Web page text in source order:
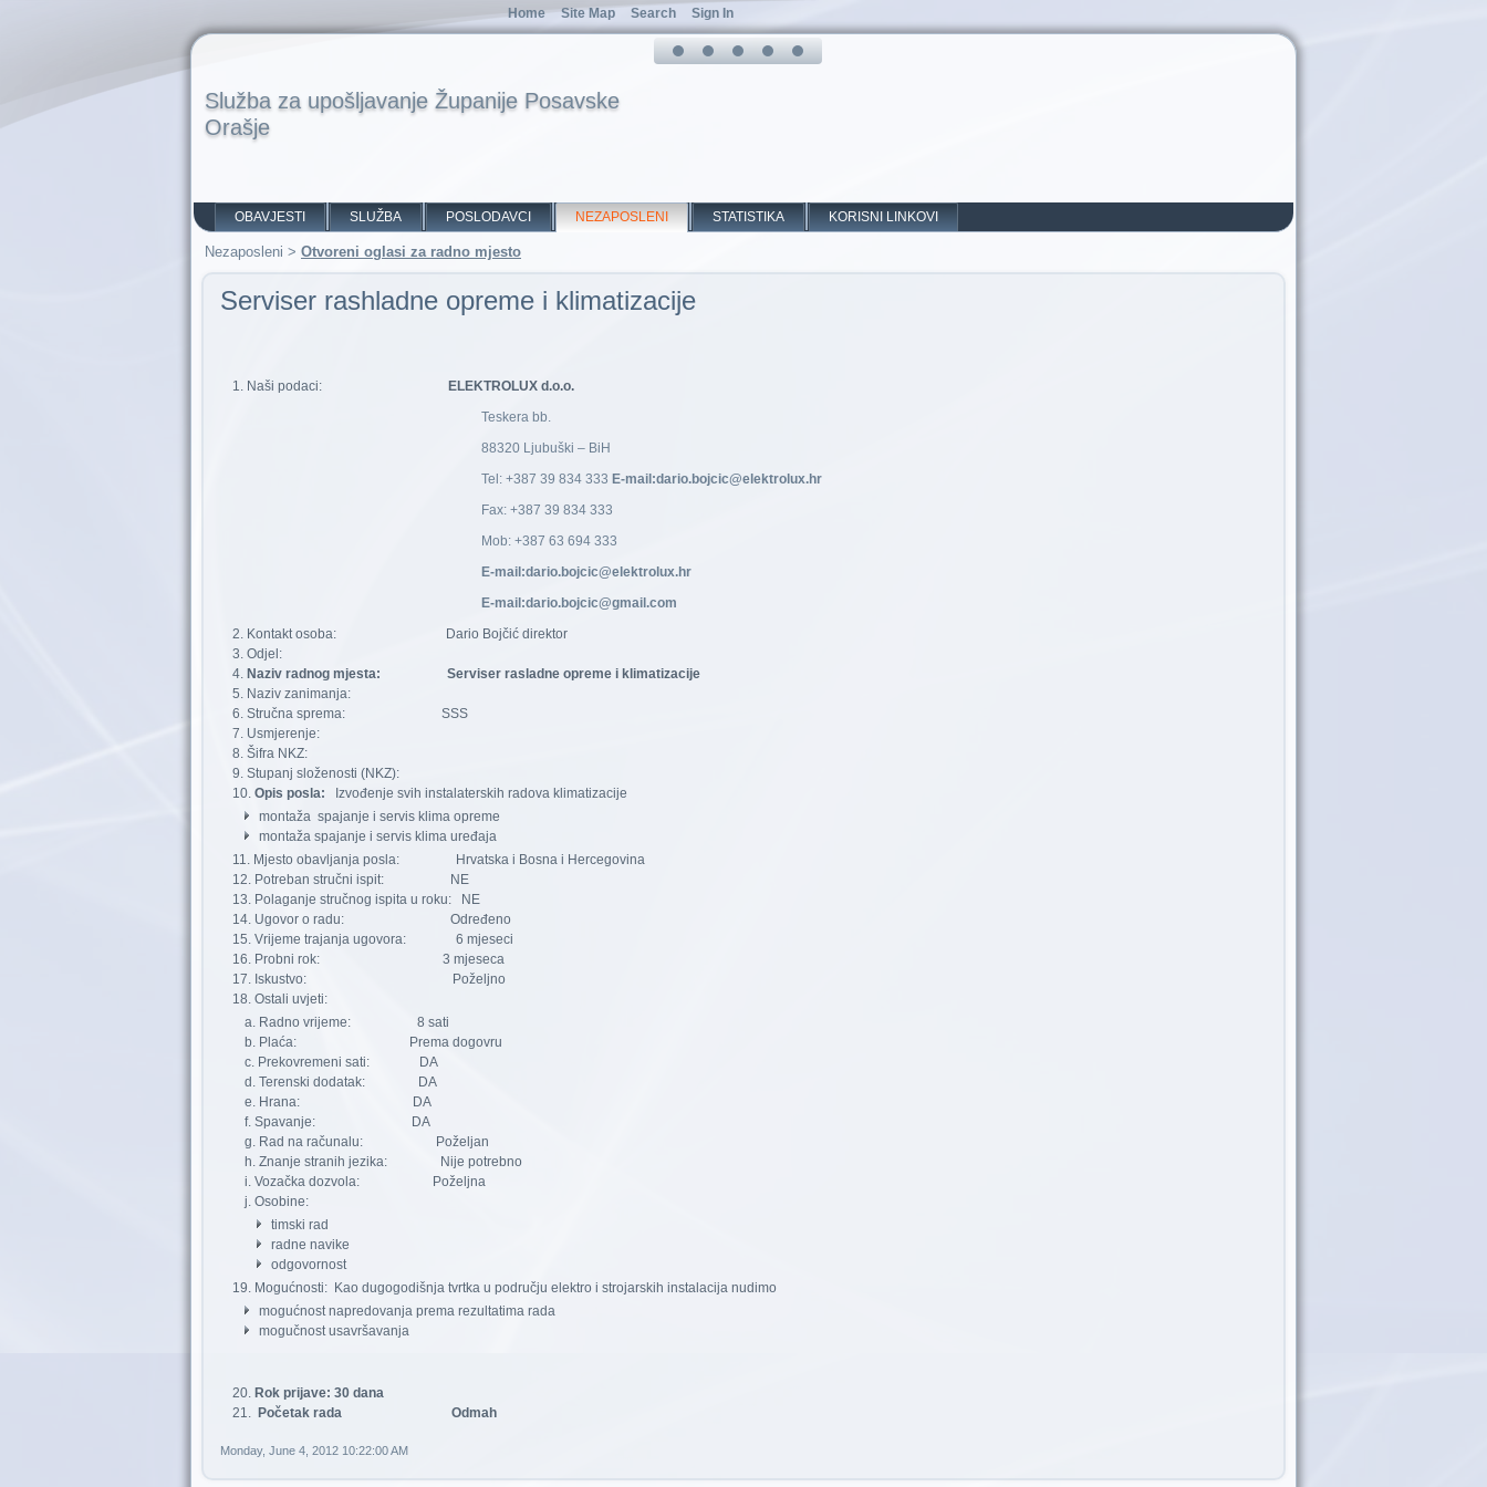
Služba za upošljavanje Županije Posavske
Orašje
OBAVJESTI SLUŽBA POSLODAVCI NEZAPOSLENI STATISTIKA KORISNI LINKOVI
Nezaposleni > Otvoreni oglasi za radno mjesto
Serviser rashladne opreme i klimatizacije
Naši podaci: ELEKTROLUX d.o.o.
Teskera bb.
88320 Ljubuški – BiH
Tel: +387 39 834 333 E-mail:dario.bojcic@elektrolux.hr
Fax: +387 39 834 333
Mob: +387 63 694 333
E-mail:dario.bojcic@elektrolux.hr
E-mail:dario.bojcic@gmail.com
Kontakt osoba: Dario Bojčić direktor
Odjel:
Naziv radnog mjesta: Serviser rasladne opreme i klimatizacije
Naziv zanimanja:
Stručna sprema: SSS
Usmjerenje:
Šifra NKZ:
Stupanj složenosti (NKZ):
Opis posla: Izvođenje svih instalaterskih radova klimatizacije
montaža spajanje i servis klima opreme
montaža spajanje i servis klima uređaja
Mjesto obavljanja posla: Hrvatska i Bosna i Hercegovina
Potreban stručni ispit: NE
Polaganje stručnog ispita u roku: NE
Ugovor o radu: Određeno
Vrijeme trajanja ugovora: 6 mjeseci
Probni rok: 3 mjeseca
Iskustvo: Poželjno
Ostali uvjeti:
Radno vrijeme: 8 sati
Plaća: Prema dogovru
Prekovremeni sati: DA
Terenski dodatak: DA
Hrana: DA
Spavanje: DA
Rad na računalu: Poželjan
Znanje stranih jezika: Nije potrebno
Vozačka dozvola: Poželjna
Osobine:
timski rad
radne navike
odgovornost
Mogućnosti: Kao dugogodišnja tvrtka u području elektro i strojarskih instalacija nudimo
mogućnost napredovanja prema rezultatima rada
mogučnost usavršavanja
Rok prijave: 30 dana
Početak rada Odmah
Monday, June 4, 2012 10:22:00 AM
Home Site Map Search Sign In